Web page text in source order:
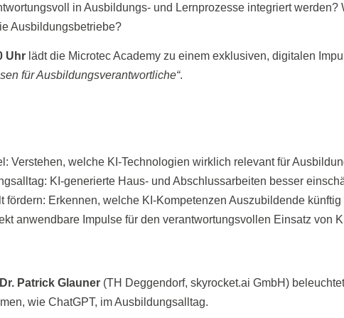
in Ausbildungs- und Lernprozesse integriert
Ausbildungsbetriebe?
Uhr lädt die Microtec Academy zu einem exklusiven, digitalen
für Ausbildungsverantwortliche“.
Verstehen, welche KI-Technologien wirklich relevant für
KI-generierte Haus- und Abschlussarbeiten besser
fördern: Erkennen, welche KI-Kompetenzen Auszubildende
anwendbare Impulse für den verantwortungsvollen Einsatz von
Patrick Glauner (TH Deggendorf, skyrocket.ai GmbH)
wie ChatGPT, im Ausbildungsalltag.